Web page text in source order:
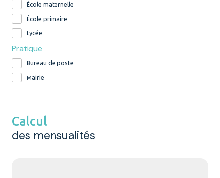
École maternelle
École primaire
Lycée
Pratique
Bureau de poste
Mairie
Calcul
des mensualités